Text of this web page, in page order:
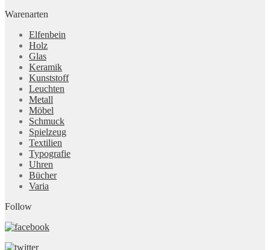
Warenarten
Elfenbein
Holz
Glas
Keramik
Kunststoff
Leuchten
Metall
Möbel
Schmuck
Spielzeug
Textilien
Typografie
Uhren
Bücher
Varia
Follow